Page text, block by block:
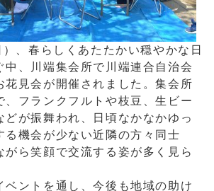
、春らしくあたたかい穏やかな日
中、川端集会所で川端連合自治会
花見会が開催されました。集会所
、フランクフルトや枝豆、生ビー
どが振舞われ、日頃なかなかゆっ
る機会が少ない近隣の方々同士
がら笑顔で交流する姿が多く見ら
ントを通し、今後も地域の助け